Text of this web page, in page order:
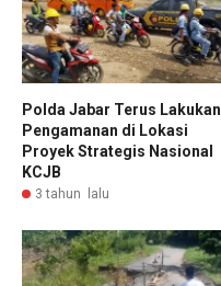
Polda Jabar Terus Lakukan
Pengamanan di Lokasi
Proyek Strategis Nasional
KCJB
3 tahun lalu